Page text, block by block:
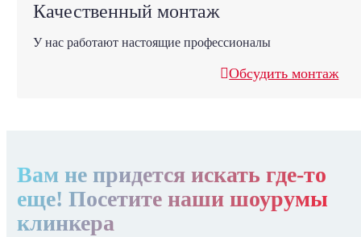
Качественный монтаж
У нас работают настоящие профессионалы
Обсудить монтаж
Вам не придется искать где-то
еще! Посетите наши шоурумы
клинкера